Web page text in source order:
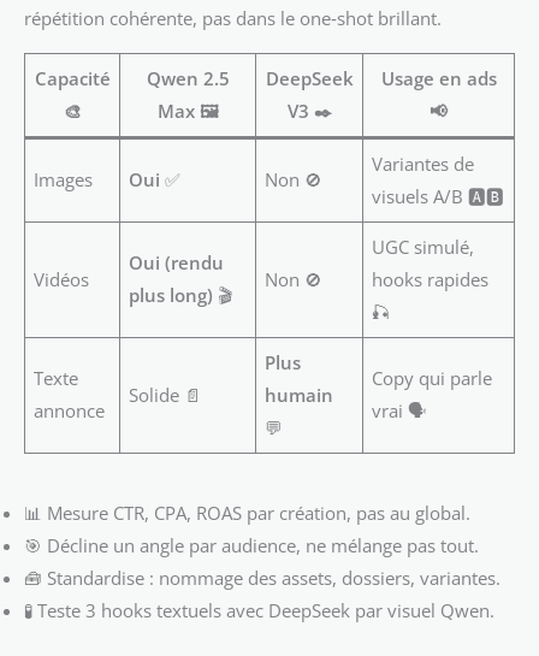
répétition cohérente, pas dans le one‑shot brillant.
Capacité
🎨
Qwen 2.5
Max 🖼️
DeepSeek
V3 ✒️
Usage en ads
📢
Images Oui ✅ Non 🚫
Variantes de
visuels A/B 🅰️🅱️
Vidéos
Oui (rendu
plus long) 🎬
Non 🚫
UGC simulé,
hooks rapides
🎣
Texte
annonce
Solide 📄
Plus
humain
💬
Copy qui parle
vrai 🗣️
📊 Mesure CTR, CPA, ROAS par création, pas au global.
🎯 Décline un angle par audience, ne mélange pas tout.
🧰 Standardise : nommage des assets, dossiers, variantes.
🧪 Teste 3 hooks textuels avec DeepSeek par visuel Qwen.